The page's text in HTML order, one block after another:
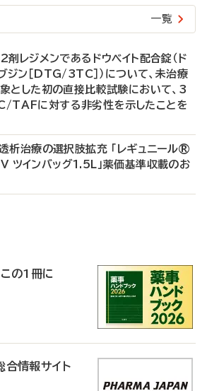
一覧
剤レジメンであるドウベイト配合錠（ド
ジン［DTG/3TC］）について、未治療
とした初の直接比較試験において、3
TAFに対する非劣性を示したことを
析治療の選択肢拡充 「レギュニール®
インバッグ1.5L」薬価基準収載のお
の1冊に
合情報サイト